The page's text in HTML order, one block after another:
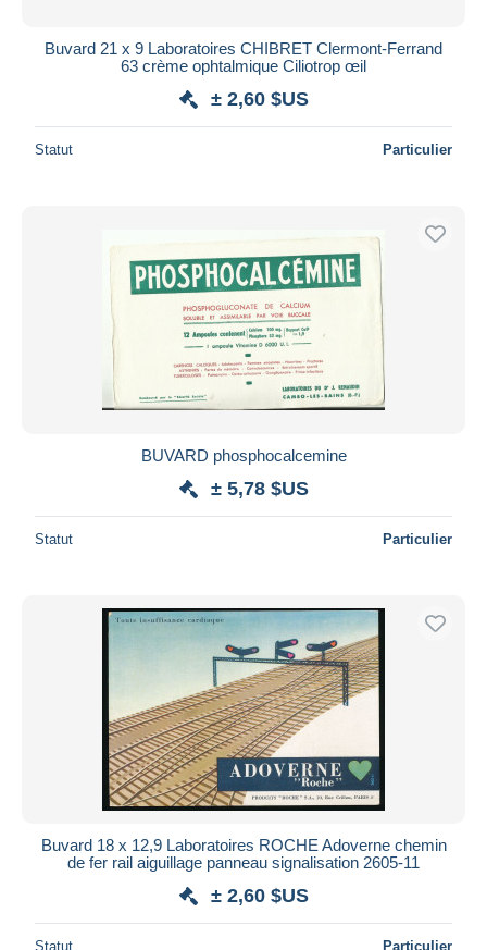
Buvard 21 x 9 Laboratoires CHIBRET Clermont-Ferrand
63 crème ophtalmique Ciliotrop œil
± 2,60 $US
Statut Particulier
BUVARD phosphocalcemine
± 5,78 $US
Statut Particulier
Buvard 18 x 12,9 Laboratoires ROCHE Adoverne chemin
de fer rail aiguillage panneau signalisation 2605-11
± 2,60 $US
Statut Particulier